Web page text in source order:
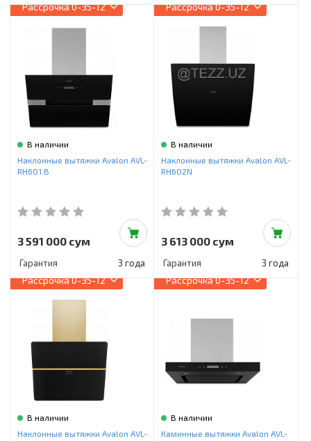
Рассрочка0-35-12
В наличии
Наклонные вытяжки Avalon AVL-
RH601 B
3 591 000 сум
Гарантия 3 года
Рассрочка0-35-12
В наличии
Наклонные вытяжки Avalon AVL-
RH602N
3 613 000 сум
Гарантия 3 года
Рассрочка0-35-12
В наличии
Наклонные вытяжки Avalon AVL-
Рассрочка0-35-12
В наличии
Каминные вытяжки Avalon AVL-